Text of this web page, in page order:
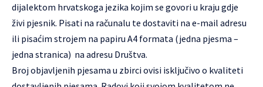
dijalektom hrvatskoga jezika kojim se govori u kraju gdje
živi pjesnik. Pisati na računalu te dostaviti na e-mail adresu
ili pisaćim strojem na papiru A4 formata (jedna pjesma –
jedna stranica) na adresu Društva.
Broj objavljenih pjesama u zbirci ovisi isključivo o kvaliteti